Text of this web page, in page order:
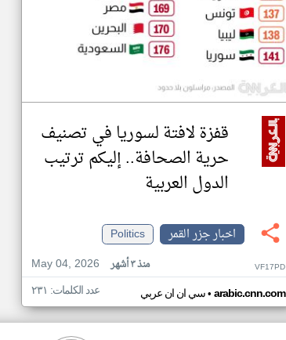
قفزة لافتة لسوريا في تصنيف
حرية الصحافة.. إليكم ترتيب
الدول العربية
اخبار جزر القمر
Politics
May 04, 2026
منذ ٣ أشهر VF17PD
سي ان ان عربي• arabic.cnn.com عدد الكلمات: ٢٣١